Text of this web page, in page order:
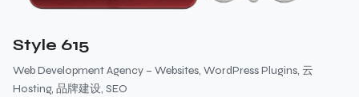
Style 615
Web Development Agency – Websites, WordPress Plugins, 云
Hosting, 品牌建设, SEO